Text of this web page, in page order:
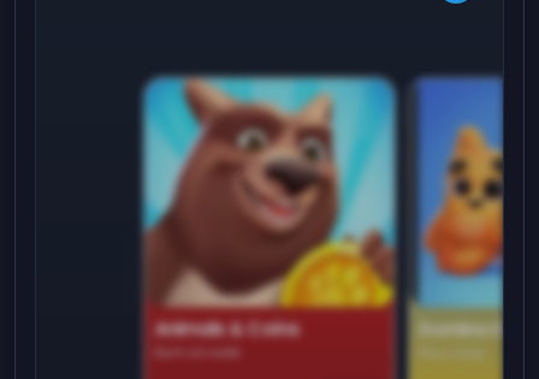
Animals & Coins
Earn on side
Domino